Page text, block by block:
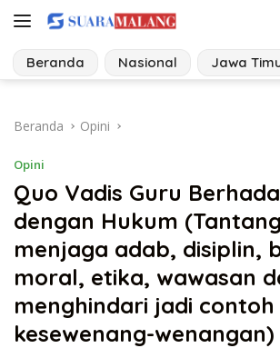
Langsung
konten
Beranda Nasional Jawa
Beranda Opini
Opini
Quo Vadis Guru
dengan Hukum
menjaga adab, disiplin,
moral, etika, wawasan
menghindari jadi contoh
kesewenang-wenangan)